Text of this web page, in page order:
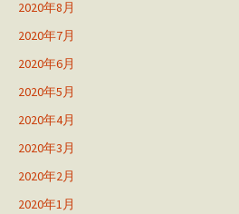
2020年8月
2020年7月
2020年6月
2020年5月
2020年4月
2020年3月
2020年2月
2020年1月